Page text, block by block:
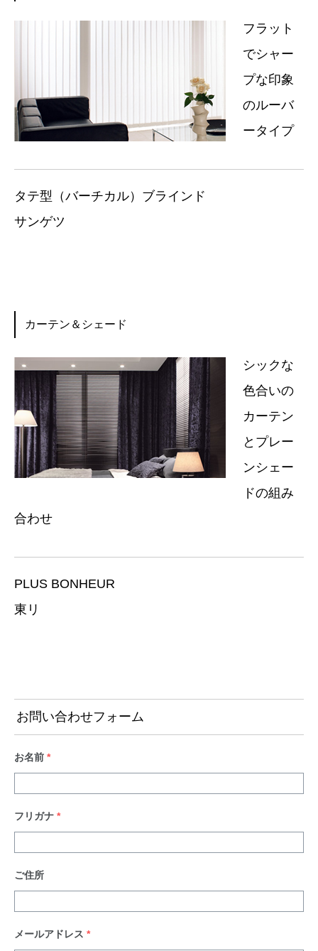
フラット
でシャー
プな印象
のルーバ
ータイプ
タテ型（バーチカル）ブラインド
サンゲツ
カーテン＆シェード
シックな
色合いの
カーテン
とプレー
ンシェー
ドの組み
合わせ
PLUS BONHEUR
東リ
お問い合わせフォーム
お名前 *
フリガナ *
ご住所
メールアドレス *